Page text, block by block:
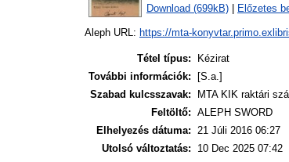
Download (699kB) Előzetes
Aleph URL: https://mta-
Tétel típus:
Kézirat
További információk:
[S.a.]
Szabad kulcsszavak:
MTA KIK raktári
Feltöltő: ALEPH SWORD
Elhelyezés dátuma: 21 Júli 2016 06:27
Utolsó változtatás:
10 Dec 2025 07:42